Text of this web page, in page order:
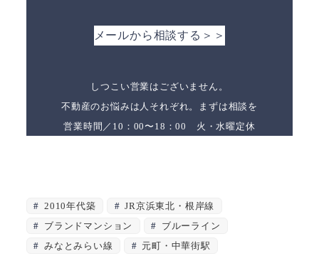
メールから相談する＞＞
しつこい営業はございません。
不動産のお悩みは人それぞれ。まずは相談を
営業時間／10：00〜18：00 火・水曜定休
2010年代築
JR京浜東北・根岸線
ブランドマンション
ブルーライン
みなとみらい線
元町・中華街駅